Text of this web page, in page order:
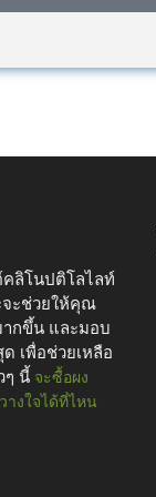
คลิโนปติโลไลท์
ะช่วยให้คุณ
กขึ้น และมอบ
เพื่อช่วยเหลือ
ๆ นี้ จะซื้อผง
างใจได้ที่ไหน